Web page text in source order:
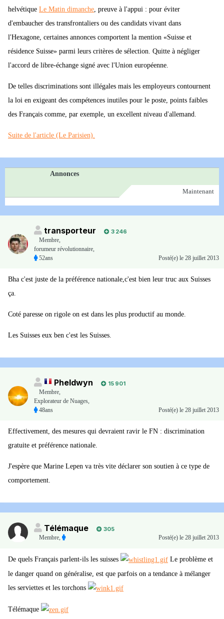
helvétique Le Matin dimanche, preuve à l'appui : pour éviter
d'embaucher des transfrontaliers ou des candidats vivant dans
l'Hexagone, certaines annonces comportent la mention «Suisse et
résidence Suisse» parmi leurs critères de sélection. Quitte à négliger
l'accord de libre-échange signé avec l'Union européenne.
De telles discriminations sont illégales mais les employeurs contournent
la loi en exigeant des compétences inutiles pour le poste, points faibles
des Français comme, par exemple, un excellent niveau d'allemand.
Suite de l'article (Le Parisien).
Annonces
Maintenant
transporteur
3 246
Membre,
forumeur révolutionnaire,
52ans
Posté(e) le 28 juillet 2013
Bha c'est juste de la préférence nationale,c'est bien leur truc aux Suisses
ça.
Coté paresse on rigole on est dans les plus productif au monde.
Les Suisses eux ben c'est les Suisses.
Pheldwyn
15 901
Membre,
Explorateur de Nuages,
48ans
Posté(e) le 28 juillet 2013
Effectivement, des mesures qui devraient ravir le FN : discrimination
gratuite et préférence nationale.
J'espère que Marine Lepen va très vite déclarer son soutien à ce type de
comportement.
Télémaque
305
Membre, Posté(e) le 28 juillet 2013
De quels Français parlent-ils les suisses
Le problème et
le danger quand on généralise, est que parfois on a tendance à mélanger
les serviettes et les torchons
Télémaque